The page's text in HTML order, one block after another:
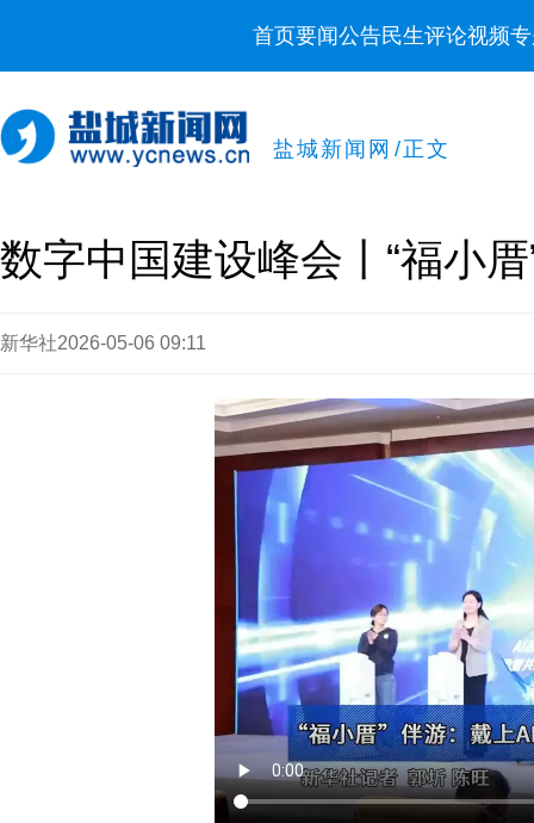
首页要闻公告民生评论视频
盐城新闻网 /正文
新华社2026-05-06 09:11